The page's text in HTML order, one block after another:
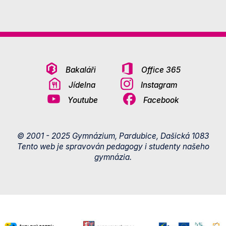
Bakaláři
Office 365
Jídelna
Instagram
Youtube
Facebook
© 2001 - 2025 Gymnázium, Pardubice, Dašická 1083
Tento web je spravován pedagogy i studenty našeho
gymnázia.